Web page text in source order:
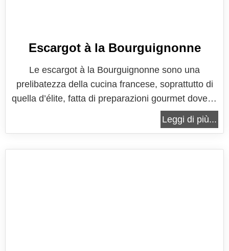
Escargot à la Bourguignonne
Le escargot à la Bourguignonne sono una
prelibatezza della cucina francese, soprattutto di
quella d’élite, fatta di preparazioni gourmet dove la
ricercatezza e la particolarità sono al primo posto.
Se a guardare questo piatto si potrà creare un po’
Leggi di più...